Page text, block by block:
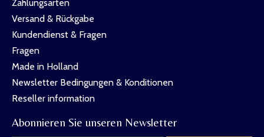
Zahlungsarten
Versand & Rückgabe
Kundendienst & Fragen
Fragen
Made in Holland
Newsletter Bedingungen & Konditionen
Reseller information
Abonnieren Sie unseren Newsletter